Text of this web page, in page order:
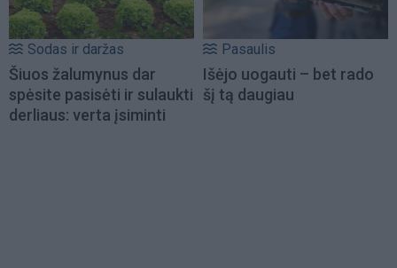
Sodas ir daržas
Šiuos žalumynus dar
spėsite pasisėti ir sulaukti
derliaus: verta įsiminti
Pasaulis
Išėjo uogauti – bet rado
šį tą daugiau